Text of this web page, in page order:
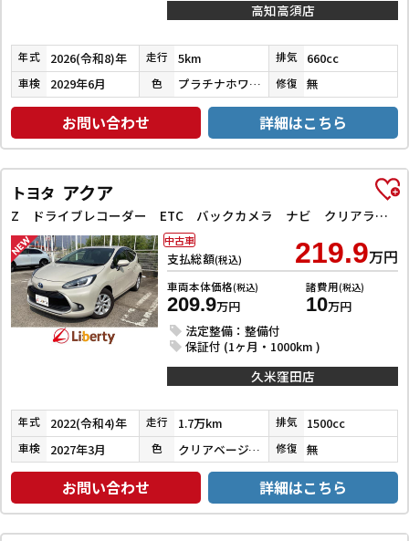
高知高須店
年式 2026(令和8)年 走行 5km 排気 660cc
車検 2029年6月 色 プラチナホワイトパール 修復 無
お問い合わせ 詳細はこちら
トヨタ アクア
Z ドライブレコーダー ETC バックカメラ ナビ クリアランスソナー オートクルーズコントロール レーンアシスト 衝突被害軽減システム アルミホイール LEDヘッドランプ スマートキー 電動格納ミラー
支払総額(税込) 219.9万円
車両本体価格(税込)
209.9万円
諸費用(税込)
10万円
法定整備：整備付
保証付 (1ヶ月・1000km )
中古車
久米窪田店
年式 2022(令和4)年 走行 1.7万km 排気 1500cc
車検 2027年3月 色 クリアベージュメタリック 修復 無
お問い合わせ 詳細はこちら